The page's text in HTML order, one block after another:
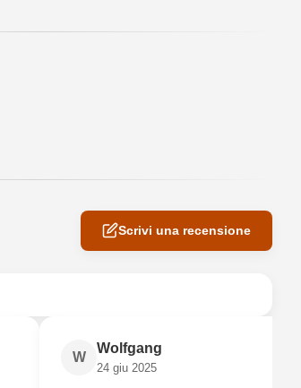
Scrivi una recensione
W
Wolfgang
24 giu 2025